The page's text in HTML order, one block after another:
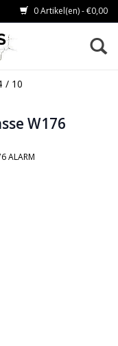
0 Artikel(en) - €0,00
/ 10
W176
ALARM